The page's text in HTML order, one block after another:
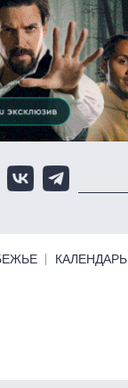
КАЛЕНДАРЬ